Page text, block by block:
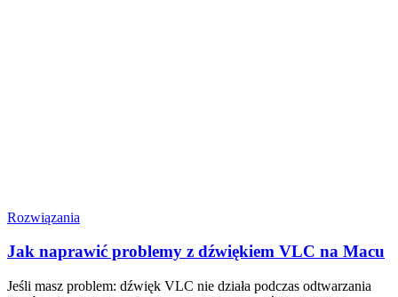
Rozwiązania
Jak naprawić problemy z dźwiękiem VLC na Macu
Jeśli masz problem: dźwięk VLC nie działa podczas odtwarzania